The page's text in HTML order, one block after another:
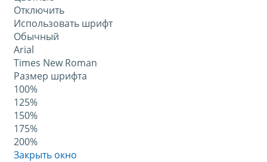
Отключить
Использовать шрифт
Обычный
Arial
Times New Roman
Размер шрифта
100%
125%
150%
175%
200%
Закрыть окно